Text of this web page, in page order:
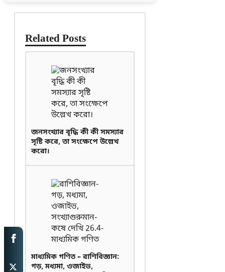
Related Posts
জনসংখ্যার বৃদ্ধি কী কী সমস্যার
সৃষ্টি করে, তা সংক্ষেপে উল্লেখ
করো।
মাধ্যমিক গণিত – রাশিবিজ্ঞান:
গড়, মধ্যমা, ওজাইভ,